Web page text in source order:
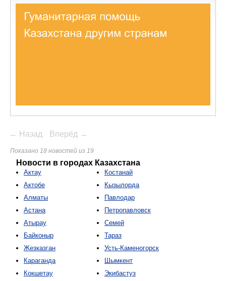
← Назад Вперёд →
Показано 18 новостей из 19
Новости в городах Казахстана
Актау
Актобе
Алматы
Астана
Атырау
Байконыр
Жезказган
Караганда
Кокшетау
Костанай
Кызылорда
Павлодар
Петропавловск
Семей
Тараз
Усть-Каменогорск
Шымкент
Экибастуз